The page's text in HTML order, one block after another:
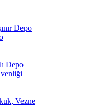
Depo
Depo
Vezne